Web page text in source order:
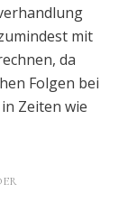
mit
da
Folgen bei
Zeiten wie